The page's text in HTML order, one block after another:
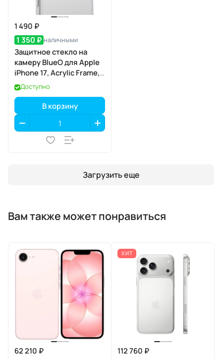
1 490 ₽
1 350 ₽ наличными
Защитное стекло на
камеру BlueO для Apple
iPhone 17, Acrylic Frame,
2 шт., Clear
(прозрачный), с
аппликатором
Доступно
В корзину
Загрузить еще
Вам также может понравиться
62 210 ₽
ХИТ
112 760 ₽